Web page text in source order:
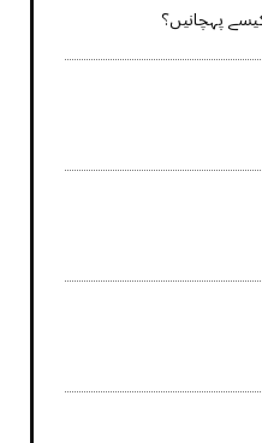
پہچانیں؟